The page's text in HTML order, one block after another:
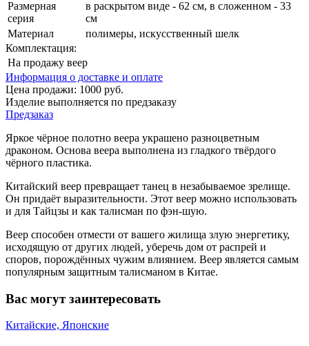
Размерная
серия
в раскрытом виде - 62 см, в сложенном - 33
см
Материал
полимеры, искусственный шелк
Комплектация:
На продажу веер
Информация о доставке и оплате
Цена продажи: 1000 руб.
Изделие выполняется по предзаказу
Предзаказ
Яркое чёрное полотно веера украшено разноцветным
драконом. Основа веера выполнена из гладкого твёрдого
чёрного пластика.
Китайский веер превращает танец в незабываемое зрелище.
Он придаёт выразительности. Этот веер можно использовать
и для Тайцзы и как талисман по фэн-шую.
Веер способен отмести от вашего жилища злую энергетику,
исходящую от других людей, уберечь дом от распрей и
споров, порождённых чужим влиянием. Веер является самым
популярным защитным талисманом в Китае.
Вас могут заинтересовать
Китайские, Японские